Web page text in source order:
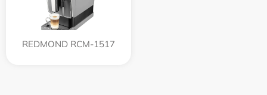
REDMOND RCM-1517